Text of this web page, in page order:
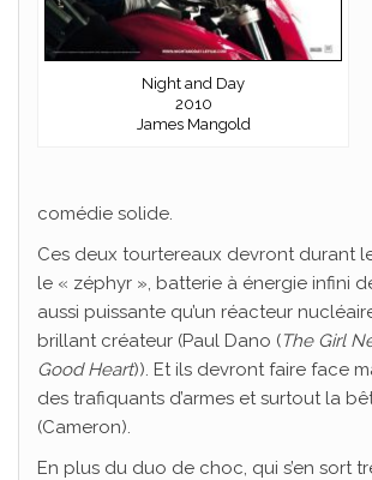
Night and Day
2010
James Mangold
comédie solide.
Ces deux tourtereaux devront durant
le « zéphyr », batterie à énergie infini
aussi puissante qu’un réacteur
brillant créateur (Paul Dano (The Girl
Good Heart)). Et ils devront faire face
des trafiquants d’armes et surtout la
(Cameron).
En plus du duo de choc, qui s’en sort